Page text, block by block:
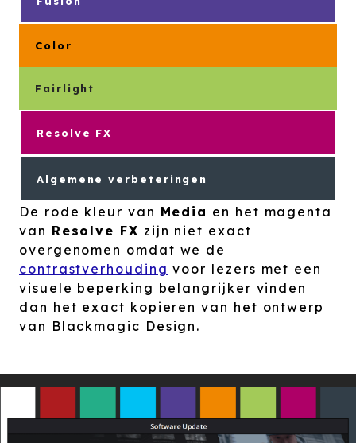
Color
Fairlight
Resolve FX
Algemene verbeteringen
De rode kleur van Media en het magenta
van Resolve FX zijn niet exact
overgenomen omdat we de
contrastverhouding voor lezers met een
visuele beperking belangrijker vinden
dan het exact kopieren van het ontwerp
van Blackmagic Design.